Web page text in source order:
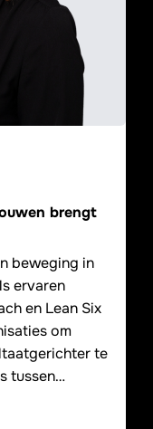
brengt
beweging in
ervaren
en Lean Six
om
te
tussen…